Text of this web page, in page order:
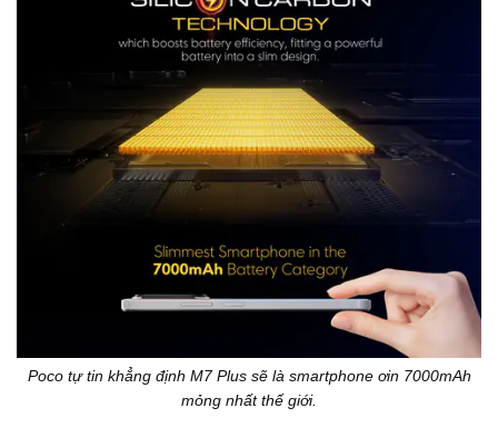
Poco tự tin khẳng định M7 Plus sẽ là smartphone ơin 7000mAh
mỏng nhất thế giới.